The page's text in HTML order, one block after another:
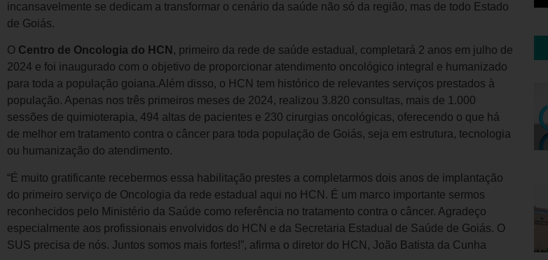
incansavelmente se dedicam a transformar o cenário da saúde não só da região, mas de todo Estado
de Goiás.
O Centro de Oncologia do HCN , primeiro da rede de saúde estadual, completará 2 anos em julho de
2024 e foi inaugurado com o objetivo de proporcionar atendimento oncológico integral e humanizado
para toda a população goiana.Além disso, o HCN tem histórico de relevantes serviços prestados à
população. Apenas nos três primeiros meses de 2024, realizou 3.820 consultas, mais de 1.000
sessões de quimioterapia, 494 altas de pacientes e 230 cirurgias oncológicas, oferecendo o que há
de melhor em tratamento contra o câncer para toda população de Goiás, seja em estrutura, tecnologia
ou humanização do atendimento.
“É muito gratificante recebermos essa habilitação prestes a completarmos dois anos de implantação
do primeiro serviço de Oncologia da rede estadual aqui no HCN. É um marco importante sermos
reconhecidos pelo Ministério da Saúde como referência no tratamento contra o câncer. Agradeço
especialmente aos profissionais envolvidos do HCN e da Secretaria Estadual de Saúde de Goiás. O
SUS precisa de nós. Juntos somos mais fortes!”, afirma o diretor do HCN, João Batista da Cunha